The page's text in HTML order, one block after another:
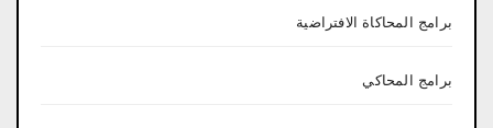
برامج المحاكاة الافتراضية
برامج المحاكي